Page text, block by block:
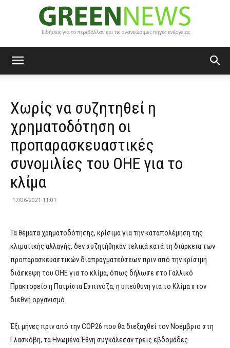
News
Χωρίς να συζητηθεί η
χρηματοδότηση οι
προπαρασκευαστικές
συνομιλίες του ΟΗΕ για το
κλίμα
17/06/2021 11:01
Τα θέματα χρηματοδότησης, κρίσιμα για την καταπολέμηση της
κλιματικής αλλαγής, δεν συζητήθηκαν τελικά κατά τη διάρκεια των
προπαρασκευαστικών διαπραγματεύσεων πριν από την κρίσιμη
διάσκεψη του ΟΗΕ για το κλίμα, όπως δήλωσε στο Γαλλικό
Πρακτορείο η Πατρίσια Εσπινόζα, η υπεύθυνη για το Κλίμα στον
διεθνή οργανισμό.
Έξι μήνες πριν από την COP26 που θα διεξαχθεί τον Νοέμβριο στη
Γλασκόβη, τα Ηνωμένα Έθνη συγκάλεσαν τρεις εβδομάδες